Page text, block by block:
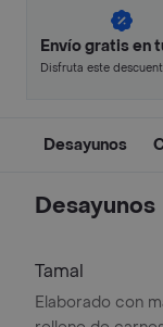
Envío gratis en
Disfruta este
Desayunos
Desayunos
Tamal
Elaborado con